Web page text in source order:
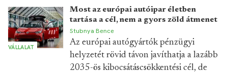
VÁLLALAT
Most az európai autóipar életben
tartása a cél, nem a gyors zöld átmenet
Stubnya Bence
Az európai autógyártók pénzügyi
helyzetét rövid távon javíthatja a lazább
2035-ös kibocsátáscsökkentési cél, de